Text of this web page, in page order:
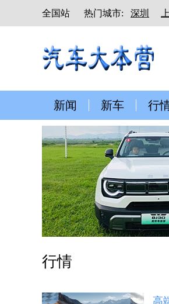
全国站 热门城市: 深圳
新闻 新车 行
行情
高